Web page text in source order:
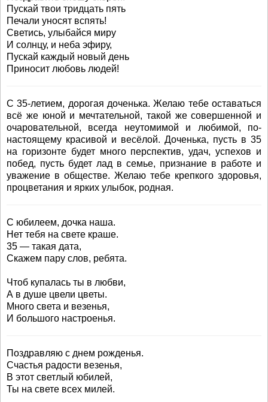
Пускай твои тридцать пять
Печали уносят вспять!
Светись, улыбайся миру
И солнцу, и неба эфиру,
Пускай каждый новый день
Приносит любовь людей!
С 35-летием, дорогая доченька. Желаю тебе оставаться
всё же юной и мечтательной, такой же совершенной и
очаровательной, всегда неутомимой и любимой, по-
настоящему красивой и весёлой. Доченька, пусть в 35
на горизонте будет много перспектив, удач, успехов и
побед, пусть будет лад в семье, признание в работе и
уважение в обществе. Желаю тебе крепкого здоровья,
процветания и ярких улыбок, родная.
С юбилеем, дочка наша.
Нет тебя на свете краше.
35 — такая дата,
Скажем пару слов, ребята.
Чтоб купалась ты в любви,
А в душе цвели цветы.
Много света и везенья,
И большого настроенья.
Поздравляю с днем рожденья.
Счастья радости везенья,
В этот светлый юбилей,
Ты на свете всех милей.